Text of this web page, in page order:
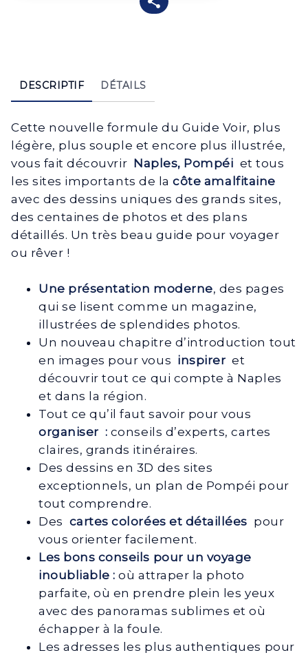
DESCRIPTIF DÉTAILS
Cette nouvelle formule du Guide Voir, plus
légère, plus souple et encore plus illustrée,
vous fait découvrir Naples, Pompéi et tous
les sites importants de lacôte amalfitaine
avec des dessins uniques des grands sites,
des centaines de photos et des plans
détaillés. Un très beau guide pour voyager
ou rêver !
Une présentation moderne, des pages
qui se lisent comme un magazine,
illustrées de splendides photos.
Un nouveau chapitre d’introduction tout
en images pour vous inspirer et
découvrir tout ce qui compte à Naples
et dans la région.
Tout ce qu’il faut savoir pour vous
organiser : conseils d’experts, cartes
claires, grands itinéraires.
Des dessins en 3D des sites
exceptionnels, un plan de Pompéi pour
tout comprendre.
Des cartes colorées et détaillées pour
vous orienter facilement.
Les bons conseils pour un voyage
inoubliable : où attraper la photo
parfaite, où en prendre plein les yeux
avec des panoramas sublimes et où
échapper à la foule.
Les adresses les plus authentiques pour